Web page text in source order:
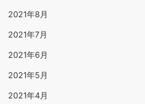
2021年8月
2021年7月
2021年6月
2021年5月
2021年4月